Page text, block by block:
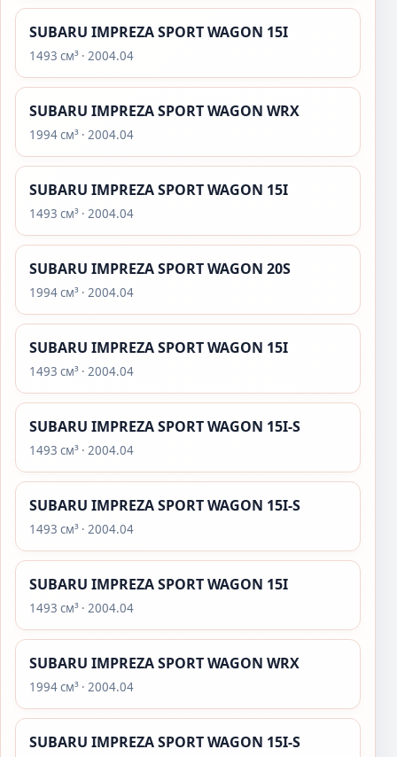
SUBARU IMPREZA SPORT WAGON 15I
1493 см³ · 2004.04
SUBARU IMPREZA SPORT WAGON WRX
1994 см³ · 2004.04
SUBARU IMPREZA SPORT WAGON 15I
1493 см³ · 2004.04
SUBARU IMPREZA SPORT WAGON 20S
1994 см³ · 2004.04
SUBARU IMPREZA SPORT WAGON 15I
1493 см³ · 2004.04
SUBARU IMPREZA SPORT WAGON 15I-S
1493 см³ · 2004.04
SUBARU IMPREZA SPORT WAGON 15I-S
1493 см³ · 2004.04
SUBARU IMPREZA SPORT WAGON 15I
1493 см³ · 2004.04
SUBARU IMPREZA SPORT WAGON WRX
1994 см³ · 2004.04
SUBARU IMPREZA SPORT WAGON 15I-S